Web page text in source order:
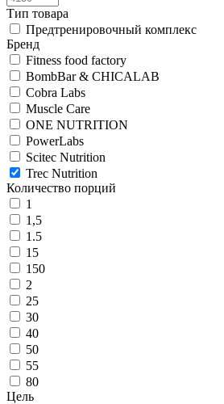
Тип товара
Предтренировочный комплекс
Бренд
Fitness food factory
BombBar & CHICALAB
Cobra Labs
Muscle Care
ONE NUTRITION
PowerLabs
Scitec Nutrition
Trec Nutrition
Количество порций
1
1,5
1.5
15
150
2
25
30
40
50
55
80
Цель